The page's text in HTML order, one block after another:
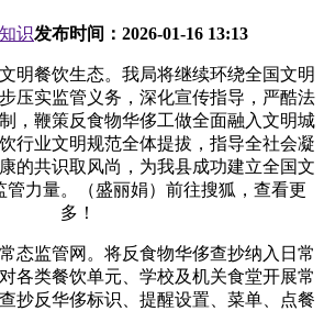
识发布时间： 2026-01-16 13:13
餐饮生态。我局将继续环绕全国文明
压实监管义务，深化宣传指导，严酷法
，鞭策反食物华侈工做全面融入文明城
行业文明规范全体提拔，指导全社会凝
的共识取风尚，为我县成功建立全国文
管力量。（盛丽娟）前往搜狐，查看更
多！
监管网。将反食物华侈查抄纳入日常
各类餐饮单元、学校及机关食堂开展常
抄反华侈标识、提醒设置、菜单、点餐